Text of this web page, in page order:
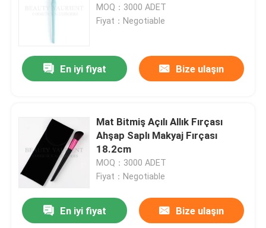
MOQ：3000 ADET
Fiyat：Negotiable
En iyi fiyat Bize ulaşın
Mat Bitmiş Açılı Allık Fırçası
Ahşap Saplı Makyaj Fırçası
18.2cm
MOQ：3000 ADET
Fiyat：Negotiable
En iyi fiyat Bize ulaşın